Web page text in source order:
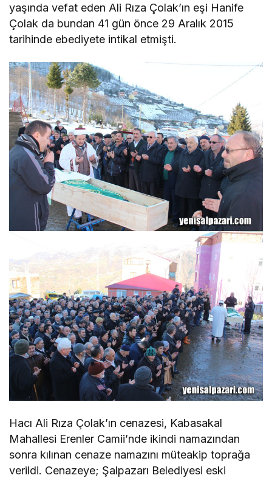
yaşında vefat eden Ali Rıza Çolak’ın eşi Hanife
Çolak da bundan 41 gün önce 29 Aralık 2015
tarihinde ebediyete intikal etmişti.
Hacı Ali Rıza Çolak’ın cenazesi, Kabasakal
Mahallesi Erenler Camii’nde ikindi namazından
sonra kılınan cenaze namazını müteakip toprağa
verildi. Cenazeye; Şalpazarı Belediyesi eski